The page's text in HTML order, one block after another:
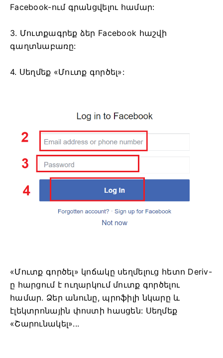
Facebook-ում գրանցվելու համար:
3. Մուտքագրեք ձեր Facebook հաշվի
գաղտնաբառը:
4. Սեղմեք «Մուտք գործել»:
«Մուտք գործել» կոճակը սեղմելուց հետո Deriv-
ը հարցում է ուղարկում մուտք գործելու
համար. Ձեր անունը, պրոֆիլի նկարը և
էլեկտրոնային փոստի հասցեն: Սեղմեք
«Շարունակել»...